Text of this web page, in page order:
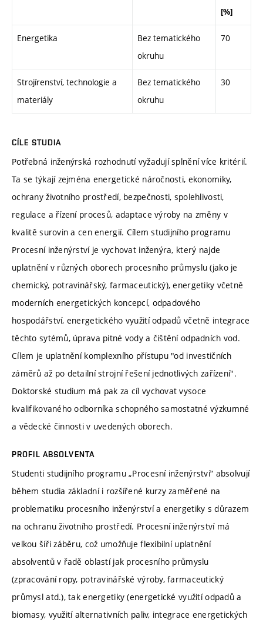
[%]
Energetika
Bez tematického
okruhu
70
Strojírenství, technologie a
materiály
Bez tematického
okruhu
30
CÍLE STUDIA
Potřebná inženýrská rozhodnutí vyžadují splnění více kritérií.
Ta se týkají zejména energetické náročnosti, ekonomiky,
ochrany životního prostředí, bezpečnosti, spolehlivosti,
regulace a řízení procesů, adaptace výroby na změny v
kvalitě surovin a cen energií. Cílem studijního programu
Procesní inženýrství je vychovat inženýra, který najde
uplatnění v různých oborech procesního průmyslu (jako je
chemický, potravinářský, farmaceutický), energetiky včetně
moderních energetických koncepcí, odpadového
hospodářství, energetického využití odpadů včetně integrace
těchto sytémů, úprava pitné vody a čištění odpadních vod.
Cílem je uplatnění komplexního přístupu "od investičních
záměrů až po detailní strojní řešení jednotlivých zařízení".
Doktorské studium má pak za cíl vychovat vysoce
kvalifikovaného odborníka schopného samostatné výzkumné
a vědecké činnosti v uvedených oborech.
PROFIL ABSOLVENTA
Studenti studijního programu „Procesní inženýrství“ absolvují
během studia základní i rozšířené kurzy zaměřené na
problematiku procesního inženýrství a energetiky s důrazem
na ochranu životního prostředí. Procesní inženýrství má
velkou šíři záběru, což umožňuje flexibilní uplatnění
absolventů v řadě oblastí jak procesního průmyslu
(zpracování ropy, potravinářské výroby, farmaceutický
průmysl atd.), tak energetiky (energetické využití odpadů a
biomasy, využití alternativních paliv, integrace energetických